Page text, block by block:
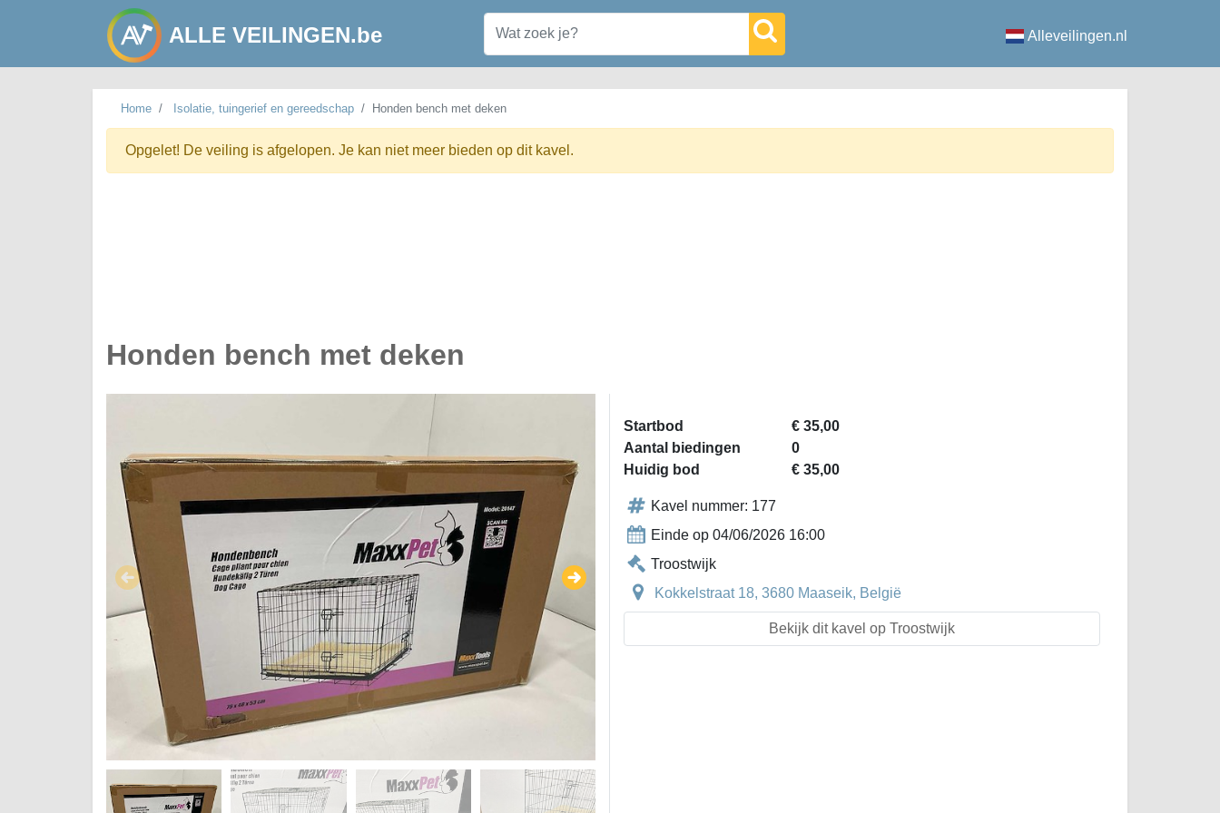
ALLE VEILINGEN.be Alleveilingen.nl
Home Isolatie, tuingerief en gereedschap Honden bench met deken
Opgelet! De veiling is afgelopen. Je kan niet meer bieden op dit kavel.
Honden bench met deken
Startbod
€ 35,00
Aantal biedingen
0
Huidig bod
€ 35,00
Kavel nummer: 177
Einde op 04/06/2026 16:00
Troostwijk
Kokkelstraat 18, 3680 Maaseik, België
Bekijk dit kavel op Troostwijk